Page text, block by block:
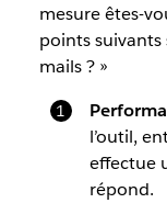
mesure êtes-
points
mails ? »
l’outil,
effectue
répond.